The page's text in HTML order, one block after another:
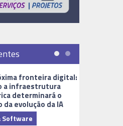
fronteira digital:
a infraestrutura
determinará o
da evolução da IA
Software